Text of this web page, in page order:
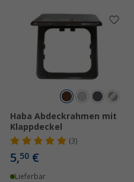
Haba Abdeckrahmen mit
Klappdeckel
(3)
5,50 €
Lieferbar